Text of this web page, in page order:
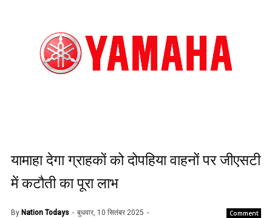
यामाहा देगा ग्राहकों को दोपहिया वाहनों पर जीएसटी
में कटौती का पूरा लाभ
By Nation Todays बुधवार, 10 सितंबर 2025 Comment